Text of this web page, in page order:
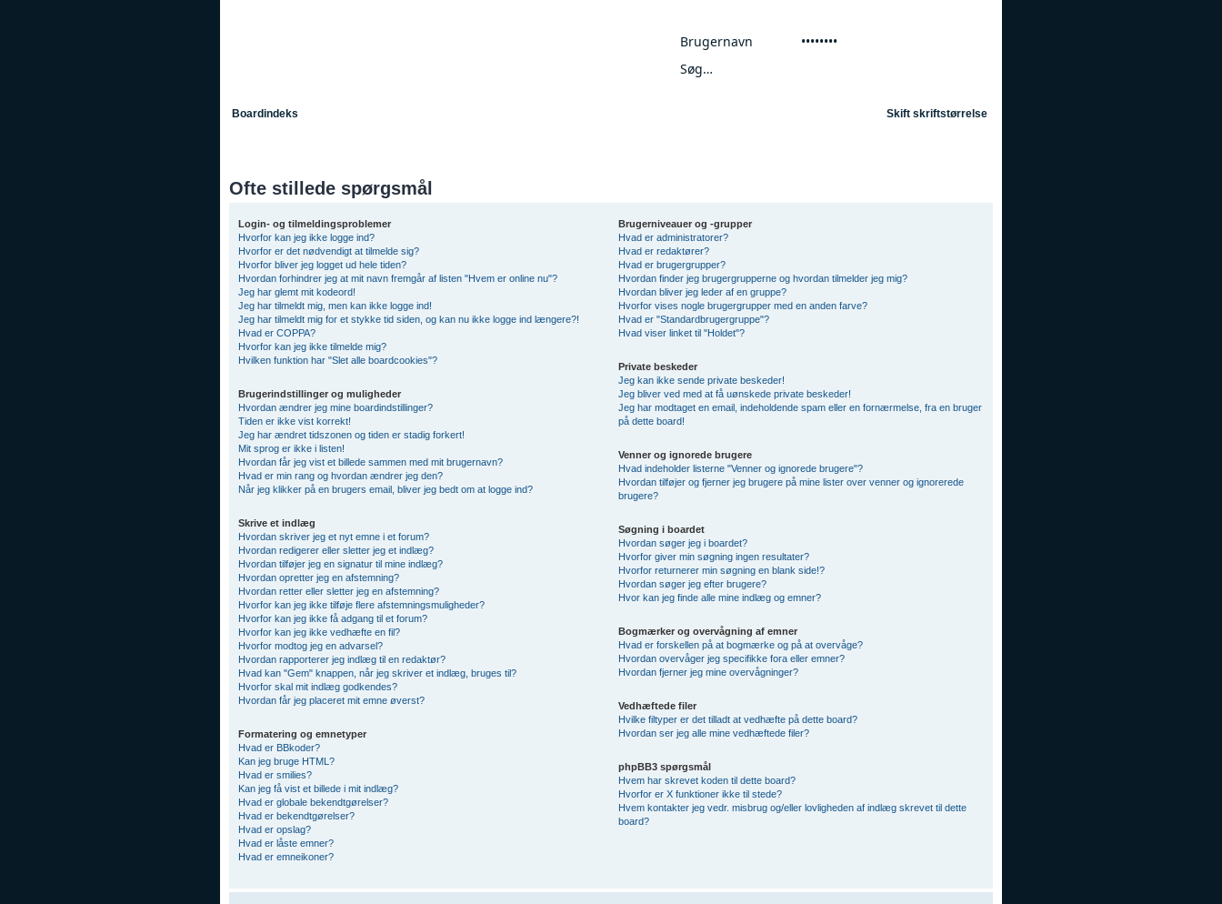
Boardindeks Skift skriftstørrelse
Ofte stillede spørgsmål
Login- og tilmeldingsproblemer
Hvorfor kan jeg ikke logge ind?
Hvorfor er det nødvendigt at tilmelde sig?
Hvorfor bliver jeg logget ud hele tiden?
Hvordan forhindrer jeg at mit navn fremgår af listen "Hvem er online nu"?
Jeg har glemt mit kodeord!
Jeg har tilmeldt mig, men kan ikke logge ind!
Jeg har tilmeldt mig for et stykke tid siden, og kan nu ikke logge ind længere?!
Hvad er COPPA?
Hvorfor kan jeg ikke tilmelde mig?
Hvilken funktion har "Slet alle boardcookies"?
Brugerindstillinger og muligheder
Hvordan ændrer jeg mine boardindstillinger?
Tiden er ikke vist korrekt!
Jeg har ændret tidszonen og tiden er stadig forkert!
Mit sprog er ikke i listen!
Hvordan får jeg vist et billede sammen med mit brugernavn?
Hvad er min rang og hvordan ændrer jeg den?
Når jeg klikker på en brugers email, bliver jeg bedt om at logge ind?
Skrive et indlæg
Hvordan skriver jeg et nyt emne i et forum?
Hvordan redigerer eller sletter jeg et indlæg?
Hvordan tilføjer jeg en signatur til mine indlæg?
Hvordan opretter jeg en afstemning?
Hvordan retter eller sletter jeg en afstemning?
Hvorfor kan jeg ikke tilføje flere afstemningsmuligheder?
Hvorfor kan jeg ikke få adgang til et forum?
Hvorfor kan jeg ikke vedhæfte en fil?
Hvorfor modtog jeg en advarsel?
Hvordan rapporterer jeg indlæg til en redaktør?
Hvad kan "Gem" knappen, når jeg skriver et indlæg, bruges til?
Hvorfor skal mit indlæg godkendes?
Hvordan får jeg placeret mit emne øverst?
Formatering og emnetyper
Hvad er BBkoder?
Kan jeg bruge HTML?
Hvad er smilies?
Kan jeg få vist et billede i mit indlæg?
Hvad er globale bekendtgørelser?
Hvad er bekendtgørelser?
Hvad er opslag?
Hvad er låste emner?
Hvad er emneikoner?
Brugerniveauer og -grupper
Hvad er administratorer?
Hvad er redaktører?
Hvad er brugergrupper?
Hvordan finder jeg brugergrupperne og hvordan tilmelder jeg mig?
Hvordan bliver jeg leder af en gruppe?
Hvorfor vises nogle brugergrupper med en anden farve?
Hvad er "Standardbrugergruppe"?
Hvad viser linket til "Holdet"?
Private beskeder
Jeg kan ikke sende private beskeder!
Jeg bliver ved med at få uønskede private beskeder!
Jeg har modtaget en email, indeholdende spam eller en fornærmelse, fra en bruger
på dette board!
Venner og ignorede brugere
Hvad indeholder listerne "Venner og ignorede brugere"?
Hvordan tilføjer og fjerner jeg brugere på mine lister over venner og ignorerede
brugere?
Søgning i boardet
Hvordan søger jeg i boardet?
Hvorfor giver min søgning ingen resultater?
Hvorfor returnerer min søgning en blank side!?
Hvordan søger jeg efter brugere?
Hvor kan jeg finde alle mine indlæg og emner?
Bogmærker og overvågning af emner
Hvad er forskellen på at bogmærke og på at overvåge?
Hvordan overvåger jeg specifikke fora eller emner?
Hvordan fjerner jeg mine overvågninger?
Vedhæftede filer
Hvilke filtyper er det tilladt at vedhæfte på dette board?
Hvordan ser jeg alle mine vedhæftede filer?
phpBB3 spørgsmål
Hvem har skrevet koden til dette board?
Hvorfor er X funktioner ikke til stede?
Hvem kontakter jeg vedr. misbrug og/eller lovligheden af indlæg skrevet til dette
board?